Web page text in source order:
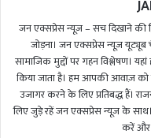
जन एक्सप्रेस न्यूज़ – सच दिखाने की
जोड़ना। जन एक्सप्रेस न्यूज़ यूट्यूब
सामाजिक मुद्दों पर गहन विश्लेषण।
किया जाता है। हम आपकी आवाज़
उजागर करने के लिए प्रतिबद्ध हैं।
लिए जुड़े रहें जन एक्सप्रेस न्यूज़ के साथ।
करें और